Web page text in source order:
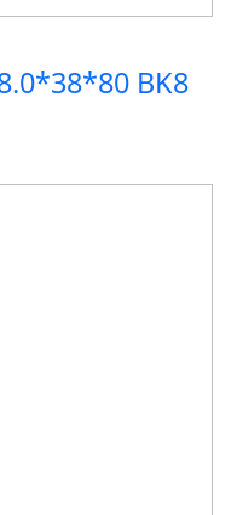
BK8